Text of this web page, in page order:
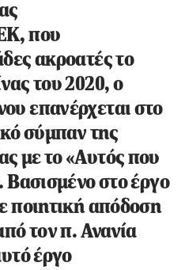
που
ακροατές το
του 2020, ο
επανέρχεται στο
σύμπαν της
με το «Αυτός που
Βασισμένο στο έργο
ποιητική απόδοση
τον π. Ανανία
έργο